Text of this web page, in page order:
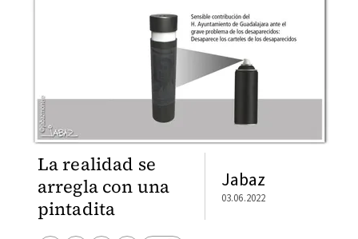
La realidad se
arregla con una
pintadita
Jabaz
03.06.2022